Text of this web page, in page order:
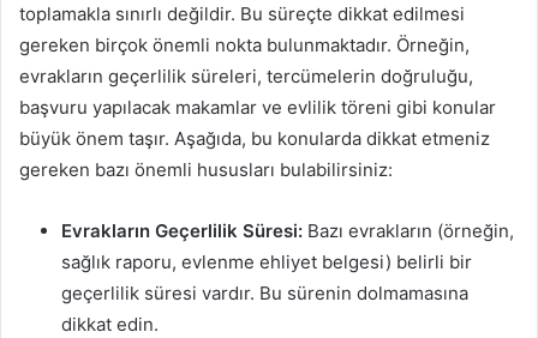
toplamakla sınırlı değildir. Bu süreçte dikkat edilmesi
gereken birçok önemli nokta bulunmaktadır. Örneğin,
evrakların geçerlilik süreleri, tercümelerin doğruluğu,
başvuru yapılacak makamlar ve evlilik töreni gibi konular
büyük önem taşır. Aşağıda, bu konularda dikkat etmeniz
gereken bazı önemli hususları bulabilirsiniz:
Evrakların Geçerlilik Süresi: Bazı evrakların (örneğin,
sağlık raporu, evlenme ehliyet belgesi) belirli bir
geçerlilik süresi vardır. Bu sürenin dolmamasına
dikkat edin.